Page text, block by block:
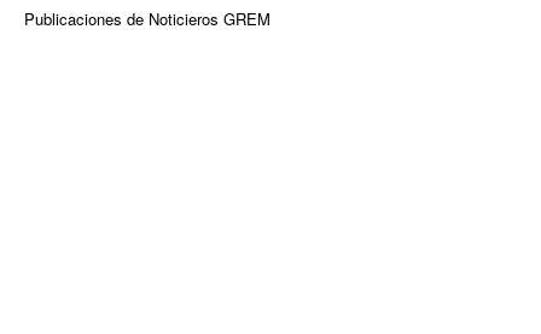
Publicaciones de Noticieros GREM